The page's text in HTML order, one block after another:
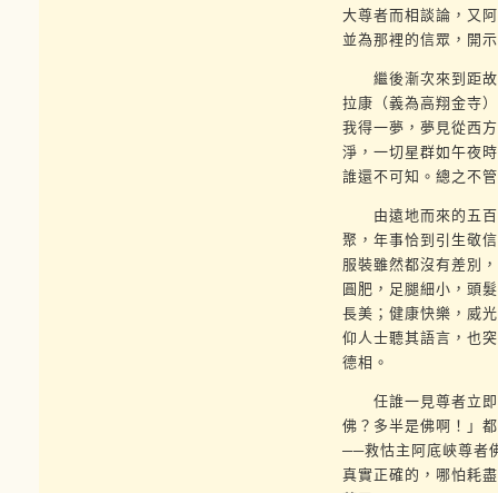
大尊者而相談論，又
並為那裡的信眾，開
繼後漸次來到距故
拉康（義為高翔金寺
我得一夢，夢見從西
淨，一切星群如午夜
誰還不可知。總之不
由遠地而來的五百
聚，年事恰到引生敬
服裝雖然都沒有差別
圓肥，足腿細小，頭
長美；健康快樂，威
仰人士聽其語言，也
德相。
任誰一見尊者立即
佛？多半是佛啊！」
──救怙主阿底峽尊者
真實正確的，哪怕耗